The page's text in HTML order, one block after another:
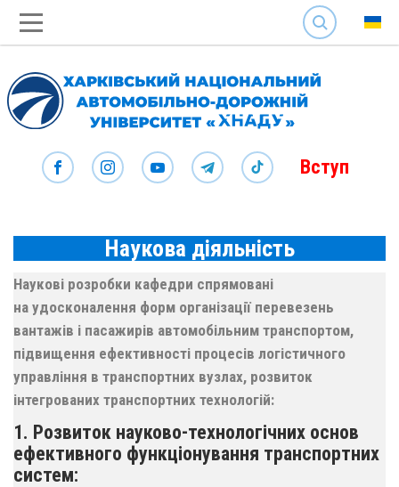
SEARCH
Вступ
Наукова діяльність
Наукові розробки кафедри спрямовані
на удосконалення форм організації перевезень
вантажів і пасажирів автомобільним транспортом,
підвищення ефективності процесів логістичного
управління в транспортних вузлах, розвиток
інтегрованих транспортних технологій:
1. Розвиток науково-технологічних основ
ефективного функціонування транспортних
систем: